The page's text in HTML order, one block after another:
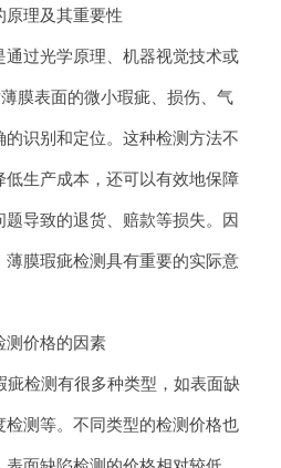
理及其重要性
过光学原理、机器视觉技术或
膜表面的微小瑕疵、损伤、气
识别和定位。这种检测方法不
生产成本，还可以有效地保障
导致的退货、赔款等损失。因
膜瑕疵检测具有重要的实际意
价格的因素
检测有很多种类型，如表面缺
测等。不同类型的检测价格也